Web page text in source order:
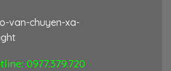
0977.379.720